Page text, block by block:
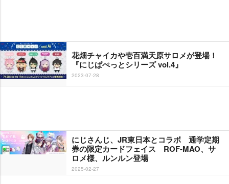
花畑チャイカや壱百満天原サロメが登場！
『にじぱぺっとシリーズ vol.4』
2023-07-28
にじさんじ、JR東日本とコラボ 通学定期
券の限定カードフェイス ROF-MAO、サ
ロメ様、ルンルン登場
2025-02-27